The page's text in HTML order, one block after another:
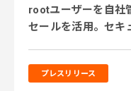
rootユーザーを自社
セールを活用。セキ
プレスリリース